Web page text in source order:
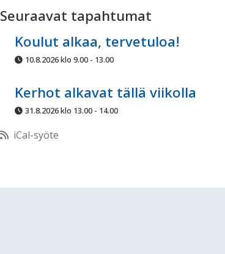
12:00
14:00
Seuraavat tapahtumat
Koulut alkaa, tervetuloa!
10.8.2026 klo 9.00 - 13.00
Kerhot alkavat tällä viikolla
31.8.2026 klo 13.00 - 14.00
iCal-syöte